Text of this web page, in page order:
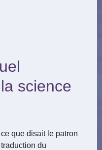
science
que disait le patron
du